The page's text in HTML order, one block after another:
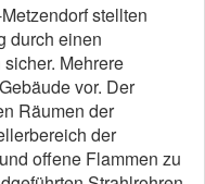
stellten
durch einen
Mehrere
vor. Der
Räumen der
der
offene Flammen zu